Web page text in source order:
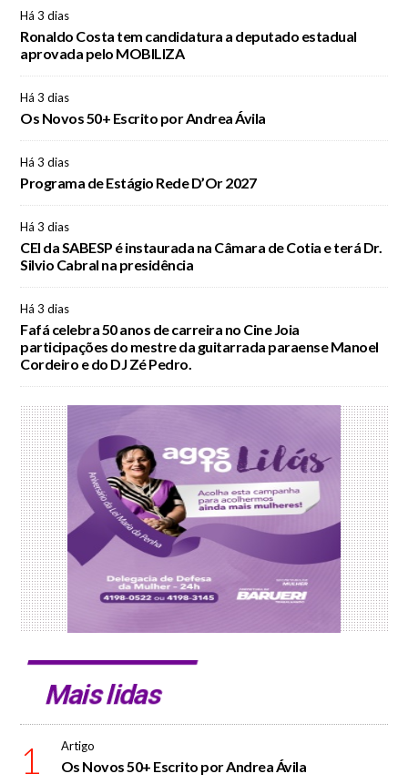
Há 3 dias
Ronaldo Costa tem candidatura a deputado estadual
aprovada pelo MOBILIZA
Há 3 dias
Os Novos 50+ Escrito por Andrea Ávila
Há 3 dias
Programa de Estágio Rede D’Or 2027
Há 3 dias
CEI da SABESP é instaurada na Câmara de Cotia e terá Dr.
Silvio Cabral na presidência
Há 3 dias
Fafá celebra 50 anos de carreira no Cine Joia
participações do mestre da guitarrada paraense Manoel
Cordeiro e do DJ Zé Pedro.
Mais lidas
1 Artigo
Os Novos 50+ Escrito por Andrea Ávila